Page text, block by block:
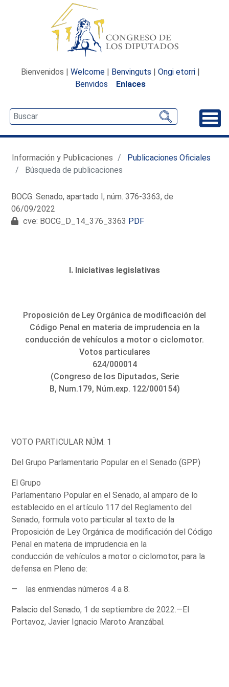
Bienvenidos | Welcome | Benvinguts | Ongi etorri |
Benvidos
Enlaces
Información y Publicaciones
Publicaciones Oficiales
Búsqueda de publicaciones
BOCG. Senado, apartado I, núm. 376-3363, de
06/09/2022
cve: BOCG_D_14_376_3363 PDF
I. Iniciativas legislativas
Proposición de Ley Orgánica de modificación del
Código Penal en materia de imprudencia en la
conducción de vehículos a motor o ciclomotor.
Votos particulares
624/000014
(Congreso de los Diputados, Serie
B, Num.179, Núm.exp. 122/000154)
VOTO PARTICULAR NÚM. 1
Del Grupo Parlamentario Popular en el Senado (GPP)
El Grupo
Parlamentario Popular en el Senado, al amparo de lo
establecido en el artículo 117 del Reglamento del
Senado, formula voto particular al texto de la
Proposición de Ley Orgánica de modificación del Código
Penal en materia de imprudencia en la
conducción de vehículos a motor o ciclomotor, para la
defensa en Pleno de:
— las enmiendas números 4 a 8.
Palacio del Senado, 1 de septiembre de 2022.—El
Portavoz, Javier Ignacio Maroto Aranzábal.